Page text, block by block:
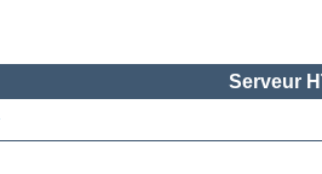
Serveur